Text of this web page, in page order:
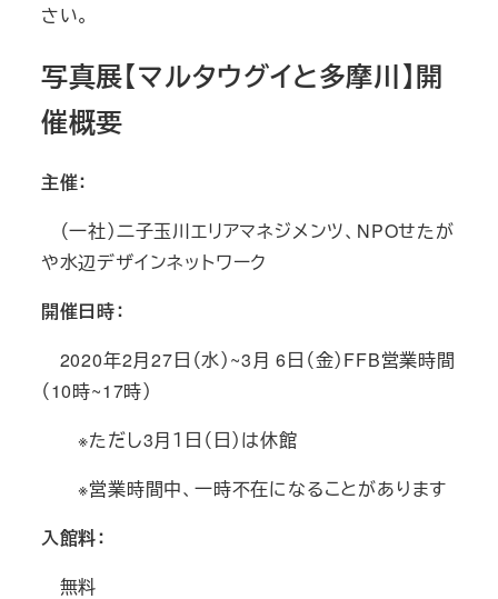
さい。
写真展【マルタウグイと多摩川】開
催概要
主催：
（一社）二子玉川エリアマネジメンツ、NPOせたが
や水辺デザインネットワーク
開催日時：
2020年2月27日（水）~3月 6日（金）FFB営業時間
（10時~17時）
※ただし3月１日（日）は休館
※営業時間中、一時不在になることがあります
入館料：
無料